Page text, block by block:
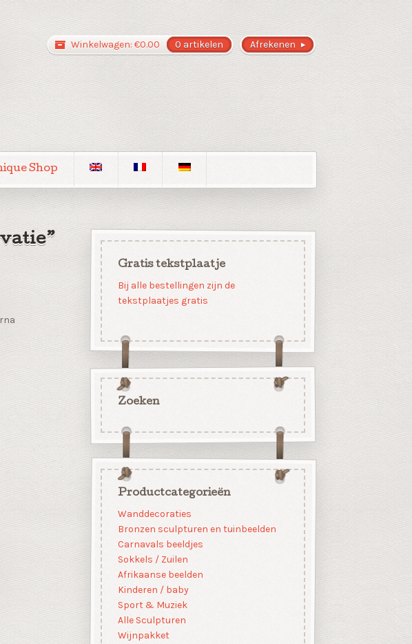
Afrekenen
Winkelwagen: €0.00 0 artikelen
Shop
Gratis tekstplaatje
Bij alle bestellingen zijn de
tekstplaatjes gratis
Zoeken
Productcategorieën
Wanddecoraties
Bronzen sculpturen en tuinbeelden
Carnavals beeldjes
Sokkels / Zuilen
Afrikaanse beelden
Kinderen / baby
Sport & Muziek
Alle Sculpturen
Wijnpakket